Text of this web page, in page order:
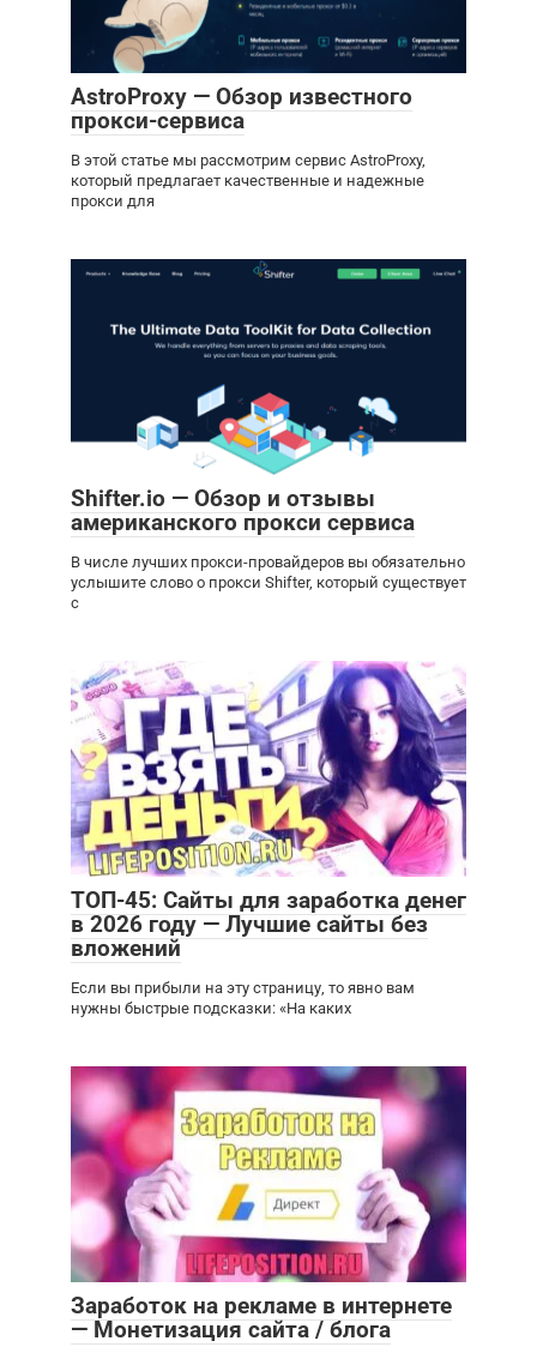
AstroProxy — Обзор известного
прокси-сервиса
В этой статье мы рассмотрим сервис AstroProxy,
который предлагает качественные и надежные
прокси для
Shifter.io — Обзор и отзывы
американского прокси сервиса
В числе лучших прокси-провайдеров вы обязательно
услышите слово о прокси Shifter, который существует
с
ТОП-45: Сайты для заработка денег
в 2026 году — Лучшие сайты без
вложений
Если вы прибыли на эту страницу, то явно вам
нужны быстрые подсказки: «На каких
Заработок на рекламе в интернете
— Монетизация сайта / блога